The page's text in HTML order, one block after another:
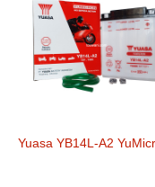
Yuasa YB14L-A2